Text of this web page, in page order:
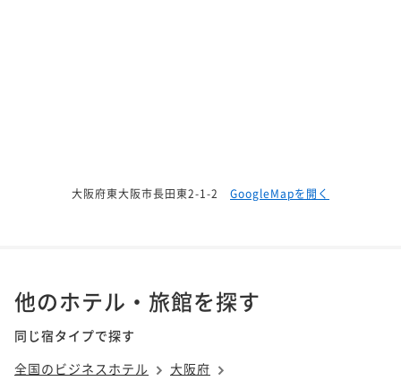
大阪府東大阪市長田東2-1-2 GoogleMapを開く
他のホテル・旅館を探す
同じ宿タイプで探す
全国のビジネスホテル
大阪府